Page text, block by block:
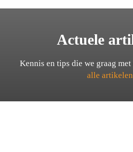
Actuele
Kennis en tips die we graag met
alle